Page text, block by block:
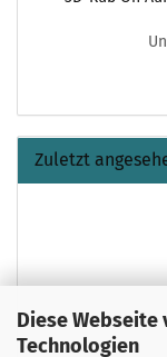
Diese Webseite
Technologien
Zuletzt